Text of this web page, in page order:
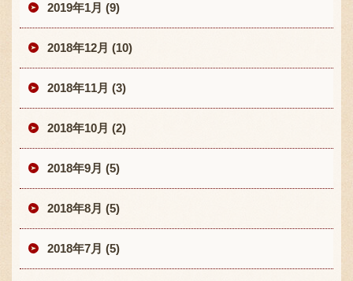
2019年1月 (9)
2018年12月 (10)
2018年11月 (3)
2018年10月 (2)
2018年9月 (5)
2018年8月 (5)
2018年7月 (5)